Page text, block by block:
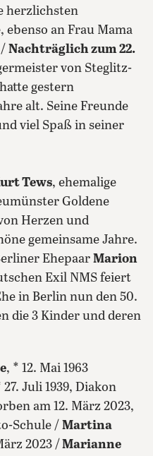
herzlichsten
an Frau Mama
Nachträglich zum 22.
von Steglitz-
hatte gestern
alt. Seine Freunde
viel Spaß in seiner
Tews, ehemalige
Goldene
Herzen und
gemeinsame Jahre.
Ehepaar Marion
Exil NMS feiert
in Berlin nun den 50.
die 3 Kinder und deren
, * 12. Mai 1963
27. Juli 1939, Diakon
am 12. März 2023,
Schule / Martina
2023 /Marianne